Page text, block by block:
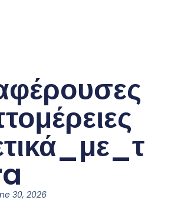
30, 2026